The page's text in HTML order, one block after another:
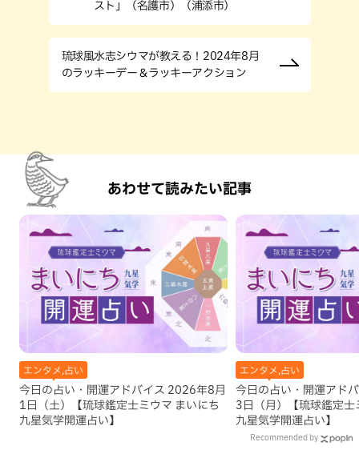
スト」（名護市）（浦添市）
琉球風水志シウマが教える！2024年8月
のラッキーデー＆ラッキーアクション
あわせて読みたい記事
エンタメ,占い
今日の占い・開運アドバイス 2026年8月
1日（土）【琉球鑑定士ミウマ まいにち
九星気学開運占い】
エンタメ,占い
今日の占い・開運アド
3日（月）【琉球鑑定士
九星気学開運占い】
Recommended by